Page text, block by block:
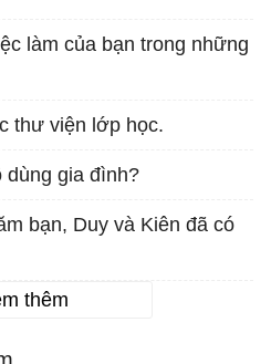
làm của bạn trong những
thư viện lớp học.
dùng gia đình?
bạn, Duy và Kiên đã có
thêm